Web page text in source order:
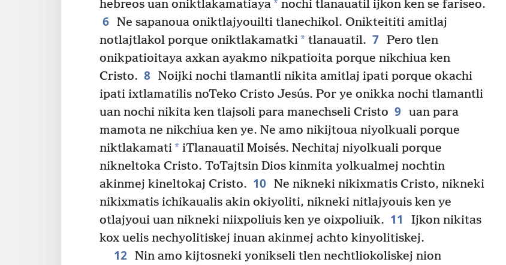
hebreos uan oniktlakamatiaya* nochi tlanauatil ijkon ken se fariseo.
6 Ne sapanoua oniktlajyouilti tlanechikol. Onikteititi amitlaj
notlajtlakol porque oniktlakamatki* tlanauatil. 7 Pero tlen
onikpatioitaya axkan ayakmo nikpatioita porque nikchiua ken
Cristo. 8 Noijki nochi tlamantli nikita amitlaj ipati porque okachi
ipati ixtlamatilis noTeko Cristo Jesús. Por ye onikka nochi tlamantli
uan nochi nikita ken tlajsoli para manechseli Cristo 9 uan para
mamota ne nikchiua ken ye. Ne amo nikijtoua niyolkuali porque
niktlakamati* iTlanauatil Moisés. Nechitaj niyolkuali porque
nikneltoka Cristo. ToTajtsin Dios kinmita yolkualmej nochtin
akinmej kineltokaj Cristo. 10 Ne nikneki nikixmatis Cristo, nikneki
nikixmatis ichikaualis akin okiyoliti, nikneki nitlajyouis ken ye
otlajyoui uan nikneki niixpoliuis ken ye oixpoliuik. 11
Ijkon nikitas
kox uelis nechyolitiskej inuan akinmej achto kinyolitiskej.
12 Nin amo kijtosneki yonikseli tlen nechtliokoliskej nion